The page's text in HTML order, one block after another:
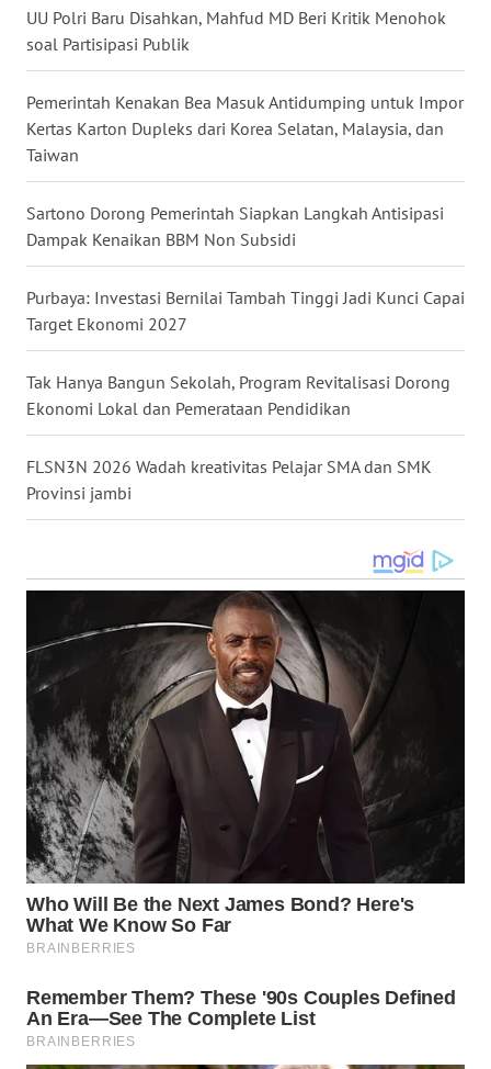
UU Polri Baru Disahkan, Mahfud MD Beri Kritik Menohok
soal Partisipasi Publik
Pemerintah Kenakan Bea Masuk Antidumping untuk Impor
Kertas Karton Dupleks dari Korea Selatan, Malaysia, dan
Taiwan
Sartono Dorong Pemerintah Siapkan Langkah Antisipasi
Dampak Kenaikan BBM Non Subsidi
Purbaya: Investasi Bernilai Tambah Tinggi Jadi Kunci Capai
Target Ekonomi 2027
Tak Hanya Bangun Sekolah, Program Revitalisasi Dorong
Ekonomi Lokal dan Pemerataan Pendidikan
FLSN3N 2026 Wadah kreativitas Pelajar SMA dan SMK
Provinsi jambi
WN
KALTARA
WN
KALSEL
WN
KALTIM
WN
SULSEL
GORONTALO
SULUT
MALUT
WN
DAIRI
WN
DANAU
TOBA
WN
NIAS
LANGKAT
WN